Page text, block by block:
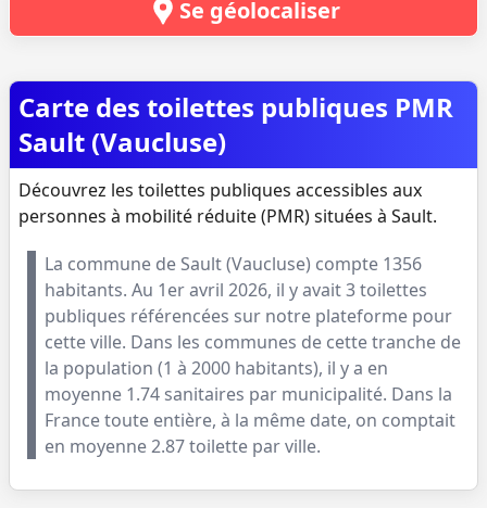
Se géolocaliser
Carte des toilettes publiques PMR
Sault (Vaucluse)
Découvrez les toilettes publiques accessibles aux
personnes à mobilité réduite (PMR) situées à Sault.
La commune de Sault(Vaucluse) compte 1356
habitants. Au 1er avril 2026, il y avait3toilettes
publiques référencées sur notre plateforme pour
cette ville. Dans les communes de cette tranche de
la population (1 à 2000 habitants), il y a en
moyenne 1.74 sanitaires par municipalité. Dans la
France toute entière, à la même date, on comptait
en moyenne2.87toilette par ville.